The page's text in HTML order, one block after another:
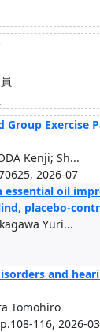
Exercise
Kenji; Sh...
2026-07
oil
placebo-
Yuri...
and
Tomohiro
116, 2026-